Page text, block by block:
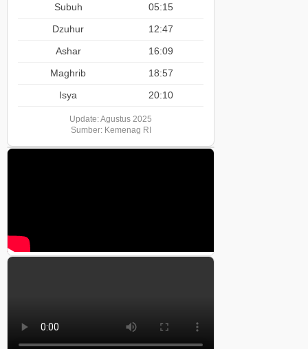
Subuh
05:15
Dzuhur
12:47
Ashar
16:09
Maghrib
18:57
Isya
20:10
Update: Agustus 2025
Sumber: Kemenag RI